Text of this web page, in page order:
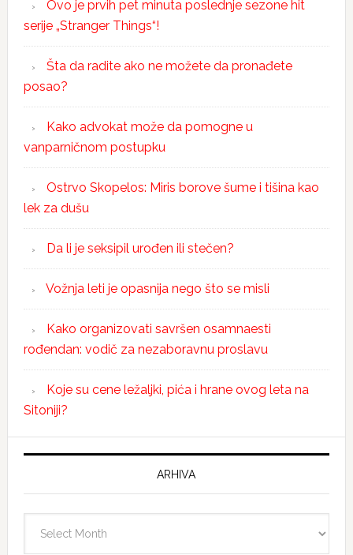
Ovo je prvih pet minuta poslednje sezone hit
serije „Stranger Things“!
Šta da radite ako ne možete da pronađete
posao?
Kako advokat može da pomogne u
vanparničnom postupku
Ostrvo Skopelos: Miris borove šume i tišina kao
lek za dušu
Da li je seksipil urođen ili stečen?
Vožnja leti je opasnija nego što se misli
Kako organizovati savršen osamnaesti
rođendan: vodič za nezaboravnu proslavu
Koje su cene ležaljki, pića i hrane ovog leta na
Sitoniji?
ARHIVA